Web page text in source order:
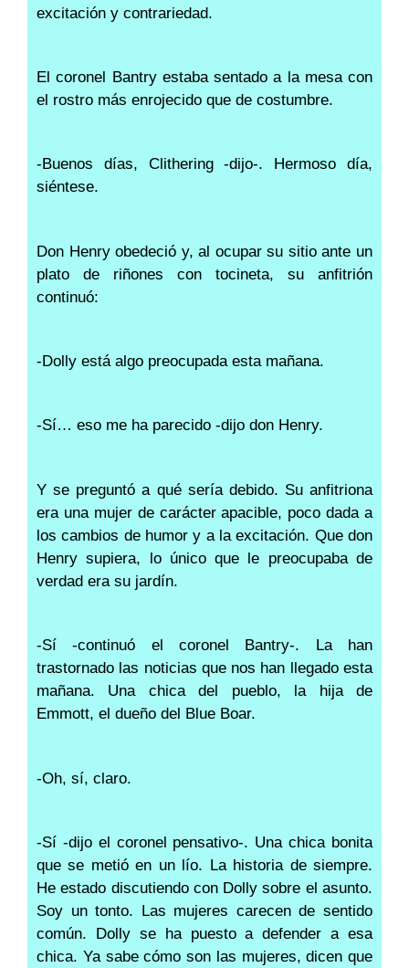
excitación y contrariedad.
El coronel Bantry estaba sentado a la mesa con
el rostro más enrojecido que de costumbre.
-Buenos días, Clithering -dijo-. Hermoso día,
siéntese.
Don Henry obedeció y, al ocupar su sitio ante un
plato de riñones con tocineta, su anfitrión
continuó:
-Dolly está algo preocupada esta mañana.
-Sí… eso me ha parecido -dijo don Henry.
Y se preguntó a qué sería debido. Su anfitriona
era una mujer de carácter apacible, poco dada a
los cambios de humor y a la excitación. Que don
Henry supiera, lo único que le preocupaba de
verdad era su jardín.
-Sí -continuó el coronel Bantry-. La han
trastornado las noticias que nos han llegado esta
mañana. Una chica del pueblo, la hija de
Emmott, el dueño del Blue Boar.
-Oh, sí, claro.
-Sí -dijo el coronel pensativo-. Una chica bonita
que se metió en un lío. La historia de siempre.
He estado discutiendo con Dolly sobre el asunto.
Soy un tonto. Las mujeres carecen de sentido
común. Dolly se ha puesto a defender a esa
chica. Ya sabe cómo son las mujeres, dicen que